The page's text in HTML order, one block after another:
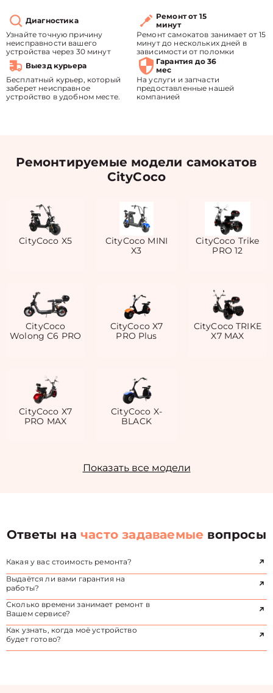
Диагностика
Узнайте точную причину
неисправности вашего
устройства через 30 минут
Ремонт от 15
минут
Ремонт самокатов занимает от 15
минут до нескольких дней в
зависимости от поломки
Выезд курьера
Бесплатный курьер, который
заберет неисправное
устройство в удобном месте.
Гарантия до 36
мес
На услуги и запчасти
предоставленные нашей
компанией
Ремонтируемые модели самокатов
CityCoco
CityCoco X5
CityCoco MINI
X3
CityCoco Trike
PRO 12
CityCoco
Wolong C6 PRO
CityCoco X7
PRO Plus
CityCoco TRIKE
X7 MAX
CityCoco X7
PRO MAX
CityCoco X-
BLACK
Показать все модели
Ответы начасто задаваемые вопросы
Какая у вас стоимость ремонта?
Выдаётся ли вами гарантия на
работы?
Сколько времени занимает ремонт в
Вашем сервисе?
Как узнать, когда моё устройство
будет готово?